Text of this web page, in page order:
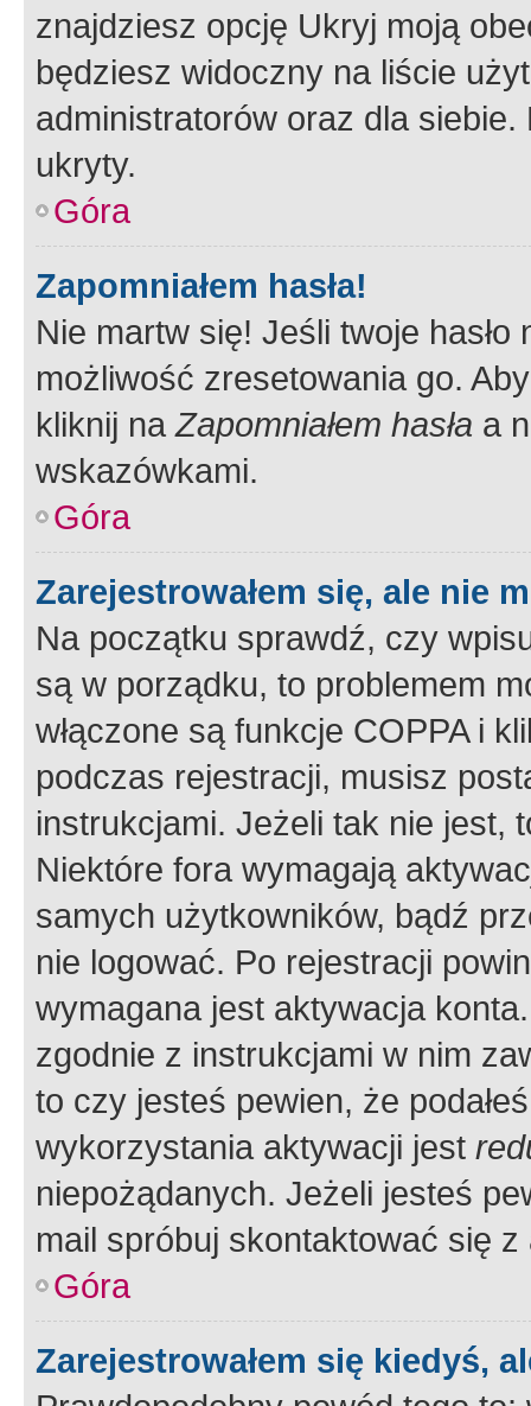
znajdziesz opcję Ukryj moją
będziesz widoczny na liście
administratorów oraz dla
ukryty.
Góra
Zapomniałem hasła!
Nie martw się! Jeśli twoje
możliwość zresetowania go.
kliknij naZapomniałem hasła a
wskazówkami.
Góra
Zarejestrowałem się, ale nie
Na początku sprawdź, czy
są w porządku, to problemem
włączone są funkcje COPPA i
podczas rejestracji, musisz
instrukcjami. Jeżeli tak nie jest,
Niektóre fora wymagają
samych użytkowników, bądź
nie logować. Po rejestracji
wymagana jest aktywacja
zgodnie z instrukcjami w nim
to czy jesteś pewien, że
wykorzystania aktywacji jest
niepożądanych. Jeżeli jesteś
mail spróbuj skontaktować się
Góra
Zarejestrowałem się kiedyś,